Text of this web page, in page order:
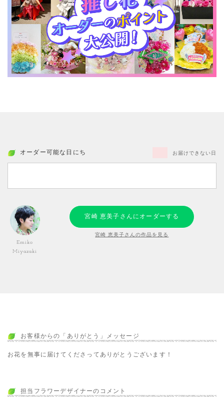
オーダー可能な日にち お届けできない日
Emiko
Miyazaki
宮崎 恵美子さんにオーダーする
宮崎 恵美子さんの作品を見る
お客様からの「ありがとう」メッセージ
お花を無事に届けてくださってありがとうございます！
担当フラワーデザイナーのコメント